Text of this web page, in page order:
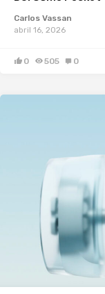
Carlos Vassan
abril 16, 2026
0 505 0